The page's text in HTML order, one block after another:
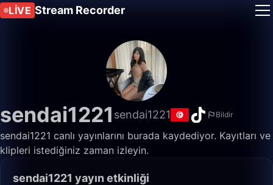
LIVE Stream Recorder
sendai1221 sendai1221 Bildir
sendai1221 canlı yayınlarını burada kaydediyor. Kayıtları ve
klipleri istediğiniz zaman izleyin.
sendai1221 yayın etkinliği